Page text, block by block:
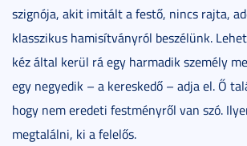
szignója, akit imitált a festő, nincs rajta,
klasszikus hamisítványról beszélünk.
kéz által kerül rá egy harmadik személy
egy negyedik – a kereskedő – adja el. Ő
hogy nem eredeti festményről van szó.
megtalálni, ki a felelős.